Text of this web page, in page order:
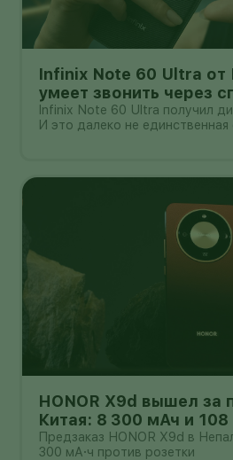
Infinix Note 60 Ultra от
умеет звонить через
Infinix Note 60 Ultra получил
И это далеко не единственная
HONOR X9d вышел за
Китая: 8 300 мАч и
бюджетном классе
Предзаказ HONOR X9d в
300 мА·ч против розетки